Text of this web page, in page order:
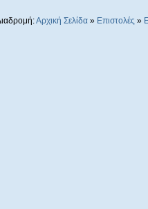
Αρχική Σελίδα » Επιστολές »